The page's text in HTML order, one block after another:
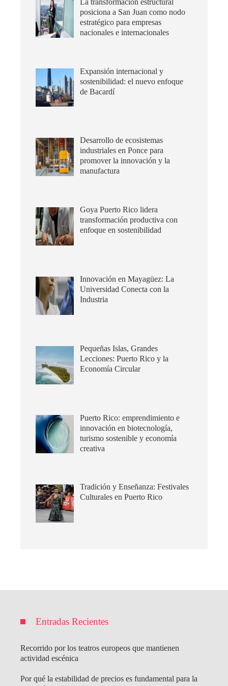
posiciona a San Juan como nodo
estratégico para empresas
nacionales e internacionales
Expansión internacional y
sostenibilidad: el nuevo enfoque
de Bacardí
Desarrollo de ecosistemas
industriales en Ponce para
promover la innovación y la
manufactura
Goya Puerto Rico lidera
transformación productiva con
enfoque en sostenibilidad
Innovación en Mayagüez: La
Universidad Conecta con la
Industria
Pequeñas Islas, Grandes
Lecciones: Puerto Rico y la
Economía Circular
Puerto Rico: emprendimiento e
innovación en biotecnología,
turismo sostenible y economía
creativa
Tradición y Enseñanza: Festivales
Culturales en Puerto Rico
Entradas Recientes
Recorrido por los teatros europeos que mantienen
actividad escénica
Por qué la estabilidad de precios es fundamental para la